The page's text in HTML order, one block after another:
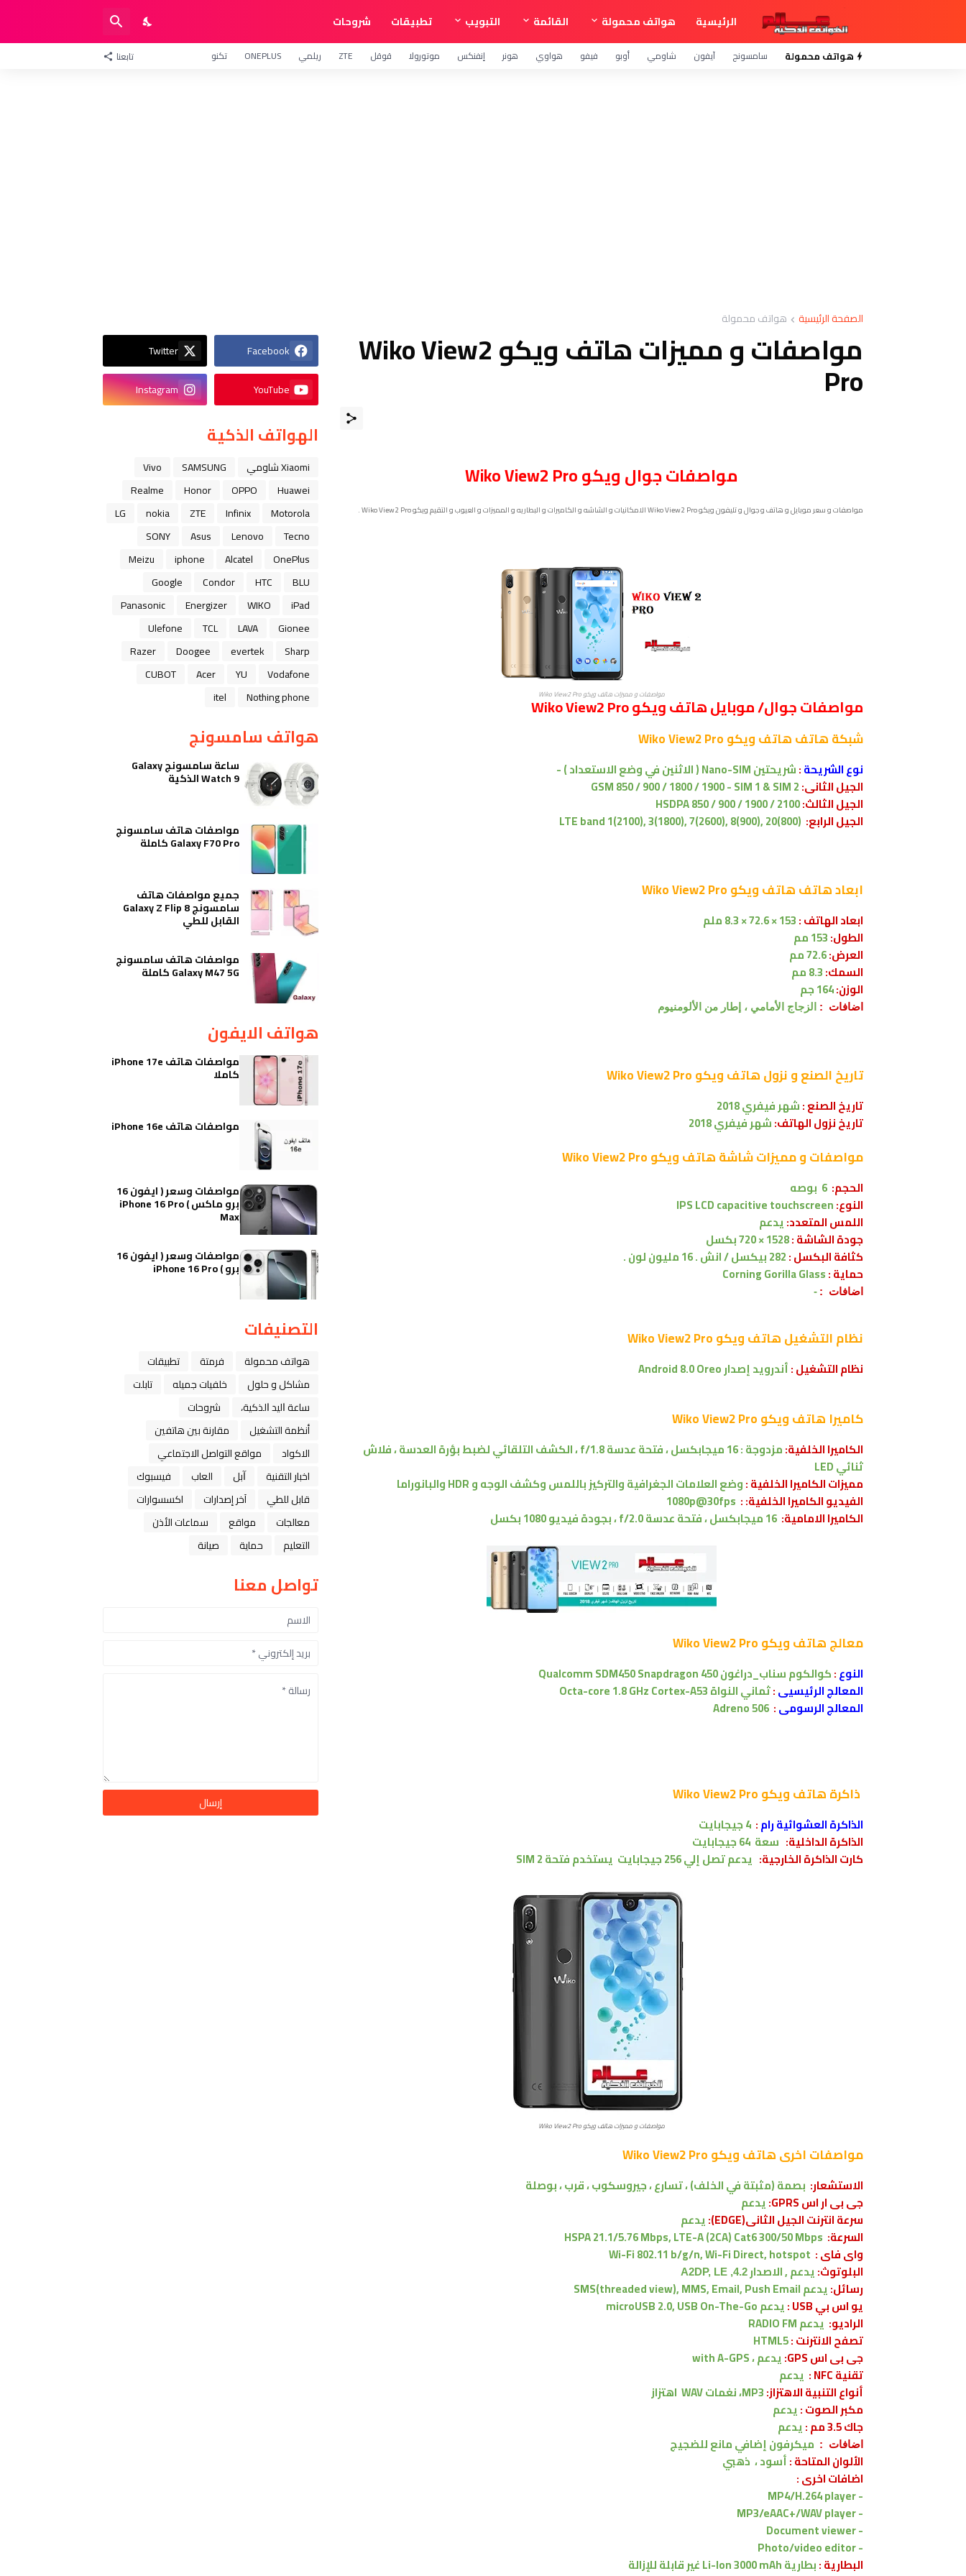
الرئيسية هواتف محمولة القائمة التبويب تطبيقات شروحات
هواتف محمولة سامسونج آيفون شاومي أوبو فيفو هواوي هونر إنفنكس موتورولا قوقل ZTE ريلمي ONEPLUS تكنو تابعنا
الصفحة الرئيسية هواتف محمولة
مواصفات و مميزات هاتف ويكو Wiko View2
Pro
مواصفاتجوالويكو Wiko View2 Pro
مواصفات و سعر موبايل و هاتف و جوال و تليفون ويكو Wiko View2 Pro الامكانيات و الشاشه و الكاميرات و البطاريه و المميزات و العيوب و التقيم ويكو Wiko View2 Pro .
مواصفات و مميزات هاتف ويكو Wiko View2 Proمواصفات جوال/ موبايل هاتف ويكو Wiko View2 Pro
شبكةهاتف هاتف ويكو Wiko View2 Pro
نوع الشريحة:شريحتين Nano-SIM ( الاثنين في وضع الاستعداد ) -
الجيل الثانى:GSM 850 / 900 / 1800 / 1900 - SIM 1 & SIM 2
الجيل الثالث:HSDPA 850 / 900 / 1900 / 2100
الجيل الرابع: LTE band 1(2100), 3(1800), 7(2600), 8(900), 20(800)
ابعادهاتف هاتف ويكو Wiko View2 Pro
ابعاد الهاتف :153 × 72.6 × 8.3 ملم
الطول:153 مم
العرض:
السمك:8.3 مم
الوزن:
اضافات : الزجاج الأمامي ، إطار من الألومنيوم
تاريخ الصنع و نزولهاتف ويكو Wiko View2 Pro
تاريخ الصنع :شهرفيفري
تاريخ نزول الهاتف:شهرفيفري 2018
مواصفات و مميزات شاشةهاتف ويكو Wiko View2 Pro
الحجم:
النوع:IPS LCD capacitive touchscreen
اللمس المتعدد:يدعم
جودة الشاشة :1528 × 720 بكسل
كثافة البكسل :282 بيكسل / انش . 16 مليون لون .
حماية :Corning Gorilla Glass
اضافات : -
نظام التشغيلهاتف ويكو Wiko View2 Pro
نظام التشغيل :أندرويد إصدارAndroid 8.0 Oreo
كاميرا هاتف ويكو Wiko View2 Pro
الكاميرا الخلفية:
مزدوجة : 16 ميجابكسل ، فتحة عدسة f/1.8 ، الكشف التلقائي لضبط بؤرة العدسة ، فلاش
ثنائي LED
مميزات الكاميرا الخلفية :وضع العلامات الجغرافية والتركيز باللمس وكشف الوجه و HDR والبانوراما
الفيديو الكاميرا الخلفية: : 1080p@30fps
الكاميرا الامامية: 16 ميجابكسل ، فتحة عدسة f/2.0 ، بجودة فيديو 1080 بكسل
معالجهاتف ويكو Wiko View2 Pro
النوع:كوالكوم سناب_دراغونQualcomm SDM450 Snapdragon 450
المعالج الرئيسيى:ثماني النواةOcta-core 1.8 GHz Cortex-A53
المعالج الرسومى:
Adreno 506
ذاكرةهاتف ويكو Wiko View2 Pro
الذاكرة العشوائية رام:
الذاكرة الداخلية: سعة 64جيجابايت
كارت الذاكرة الخارجية: يدعم تصل إلي 256 جيجابايت يستخدم فتحة SIM 2
مواصفات و مميزات هاتف ويكو Wiko View2 Pro
مواصفات اخرىهاتف ويكو Wiko View2 Pro
الاستشعار: بصمة (مثبتة في الخلف) ، تسارع ، جيروسكوب ، قرب ، بوصلة
جى بى ار اس GPRS:
يدعم
سرعة انترنت الجيل الثانى(EDGE):
يدعم
السرعة: HSPA 21.1/5.76 Mbps, LTE-A (2CA) Cat6 300/50 Mbps
واى فاى : Wi-Fi 802.11 b/g/n, Wi-Fi Direct, hotspot
البلوتوث:يدعم , الاصدار 4.2, A2DP, LE
رسائل:يدعمSMS(threaded view), MMS, Email, Push Email
يو اس بي USB :
يدعمmicroUSB 2.0, USB On-The-Go
الراديو: يدعم RADIO FM
تصفح الانترنت :HTML5
جى بى اس GPS:
يدعم ،with A-GPS
تقنية NFC :
يدعم
أنواع التنبية الاهتزاز:
اهتزاز
مكبر الصوت :يدعم
جاك 3.5 مم :
يدعم
اضافات : ميكرفون إضافي مانع للضجيج
الألوان المتاحة :أسود ، ذهبي
اضافات اخرى :
-
MP4/H.264 player
-
MP3/eAAC+/WAV player
- Document viewer
- Photo/video editor
البطارية :بطارية Li-Ion 3000 mAh غير قابلة للإزالة
Facebook
Twitter
YouTube
Instagram
الهواتف الذكية
Xiaomi شاومي SAMSUNG
Vivo
Huawei
OPPO
Honor
Realme
Motorola
Infinix
ZTE
nokia
LG
Tecno
Lenovo
Asus
SONY
OnePlus
Alcatel
iphone
Meizu
BLU
HTC
Condor
Google
iPad
WIKO
Energizer
Panasonic
Gionee
LAVA
TCL
Ulefone
Sharp
evertek
Doogee
Razer
Vodafone
YU
Acer
CUBOT
Nothing phone
itel
هواتف سامسونج
ساعة سامسونج Galaxy
Watch 9 الذكية
مواصفات هاتف سامسونج
Galaxy F70 Pro كاملة
جميع مواصفات هاتف
سامسونج Galaxy Z Flip 8
القابل للطي
مواصفات هاتف سامسونج
Galaxy M47 5G كاملة
هواتف الايفون
مواصفات هاتف iPhone 17e
كاملا
مواصفات هاتف iPhone 16e
مواصفات وسعر ( ايفون 16
برو ماكس ) iPhone 16 Pro
Max
مواصفات وسعر ( ايفون 16
برو ) iPhone 16 Pro
التصنيفات
هواتف محمولة فرمتة
تطبيقات
مشاكل و حلول
خلفيات جميله
تابلت
ﺳﺎﻋﺔ ﺍﻟﻴﺪ ﺍﻟﺬﻛﻴﺔ،
شروحات
أنظمة التشغيل
مقارنة بين هاتفين
الاكواد
مواقع التواصل الاجتماعي
اخبار التقنية
ﺁﺑﻞ العاب
فيسبوك
قابل للطي
آخر إصدارات
اكسسوارات
معالجات
مواقع
سماعات الأذن
التعليم
حماية صيانة
تواصل معنا